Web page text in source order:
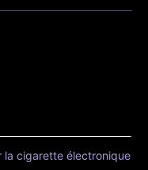
la cigarette électronique